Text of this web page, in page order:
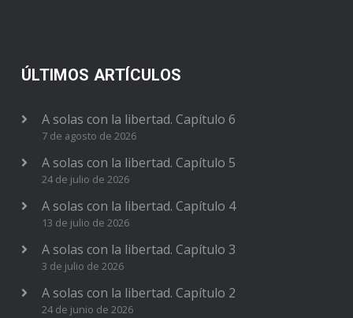
ÚLTIMOS ARTÍCULOS
A solas con la libertad. Capítulo 6
7 de agosto de 2026
A solas con la libertad. Capítulo 5
24 de julio de 2026
A solas con la libertad. Capítulo 4
13 de julio de 2026
A solas con la libertad. Capítulo 3
3 de julio de 2026
A solas con la libertad. Capítulo 2
24 de junio de 2026